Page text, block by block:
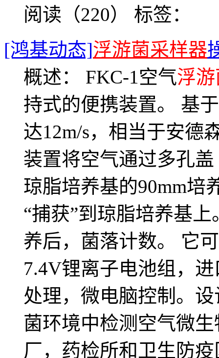
阅读（220） 标签：
[鸿基动态]浮游菌采样器
概述： FKC-1空气浮
持式的便携装置。 基
达12m/s，相当于安德
装置将空气通过多孔
琼脂培养基的90mm培
“捕获”到琼脂培养基
养后，菌落计数。 它
7.4V锂离子电池组，
处理，微电脑控制。
菌环境中检测空气微
厂，药检所和卫生防